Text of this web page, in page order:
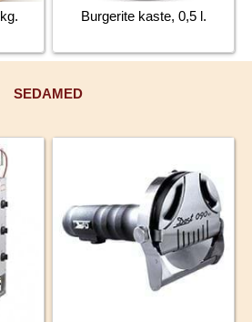
Burgerite kaste, 0,5 l.
SEDAMED